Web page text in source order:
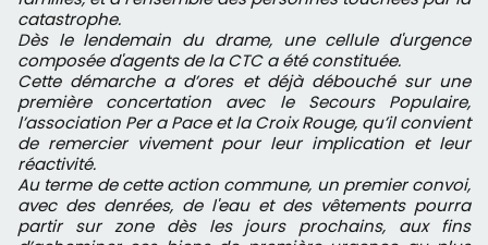
catastrophe.
Dès le lendemain du drame, une cellule d'urgence
composée d'agents de la CTC a été constituée.
Cette démarche a d’ores et déjà débouché sur une
première concertation avec le Secours Populaire,
l’association Per a Pace et la Croix Rouge, qu’il convient
de remercier vivement pour leur implication et leur
réactivité.
Au terme de cette action commune, un premier convoi,
avec des denrées, de l'eau et des vêtements pourra
partir sur zone dès les jours prochains, aux fins